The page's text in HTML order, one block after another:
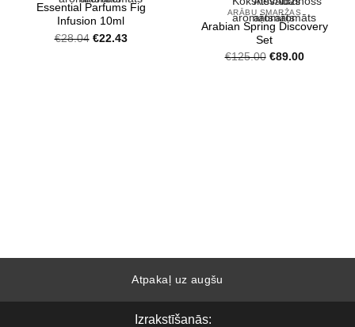
Essential Parfums Fig
Infusion 10ml
€28.04 Original
€22.43Current
ARĀBU SMARŽAS
Arabian Spring Discovery
Set
€125.00 Original
€89.00Current
Atpakaļ uz augšu
Izrakstīšanās: